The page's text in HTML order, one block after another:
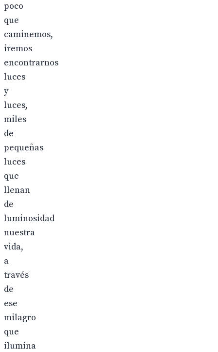
poco
que
caminemos,
iremos
encontrarnos
luces
y
luces,
miles
de
pequeñas
luces
que
llenan
de
luminosidad
nuestra
vida,
a
través
de
ese
milagro
que
ilumina